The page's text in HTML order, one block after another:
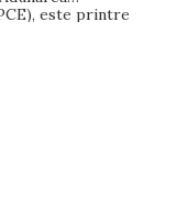
este printre
rezoluții recente,
sexuale.